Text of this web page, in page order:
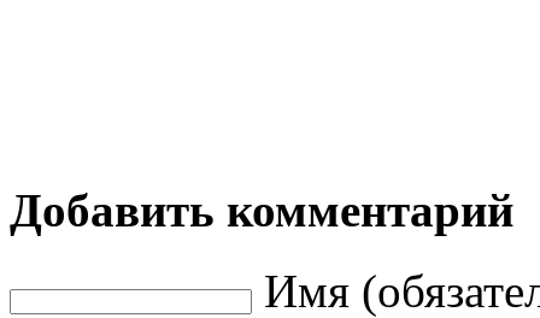
Добавить комментарий
Имя